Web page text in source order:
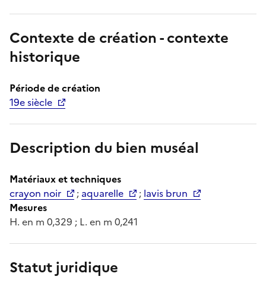
Contexte de création - contexte
historique
Période de création
19e siècle
Description du bien muséal
Matériaux et techniques
crayon noir
; aquarelle ; lavis brun
Mesures
H. en m 0,329 ; L. en m 0,241
Statut juridique